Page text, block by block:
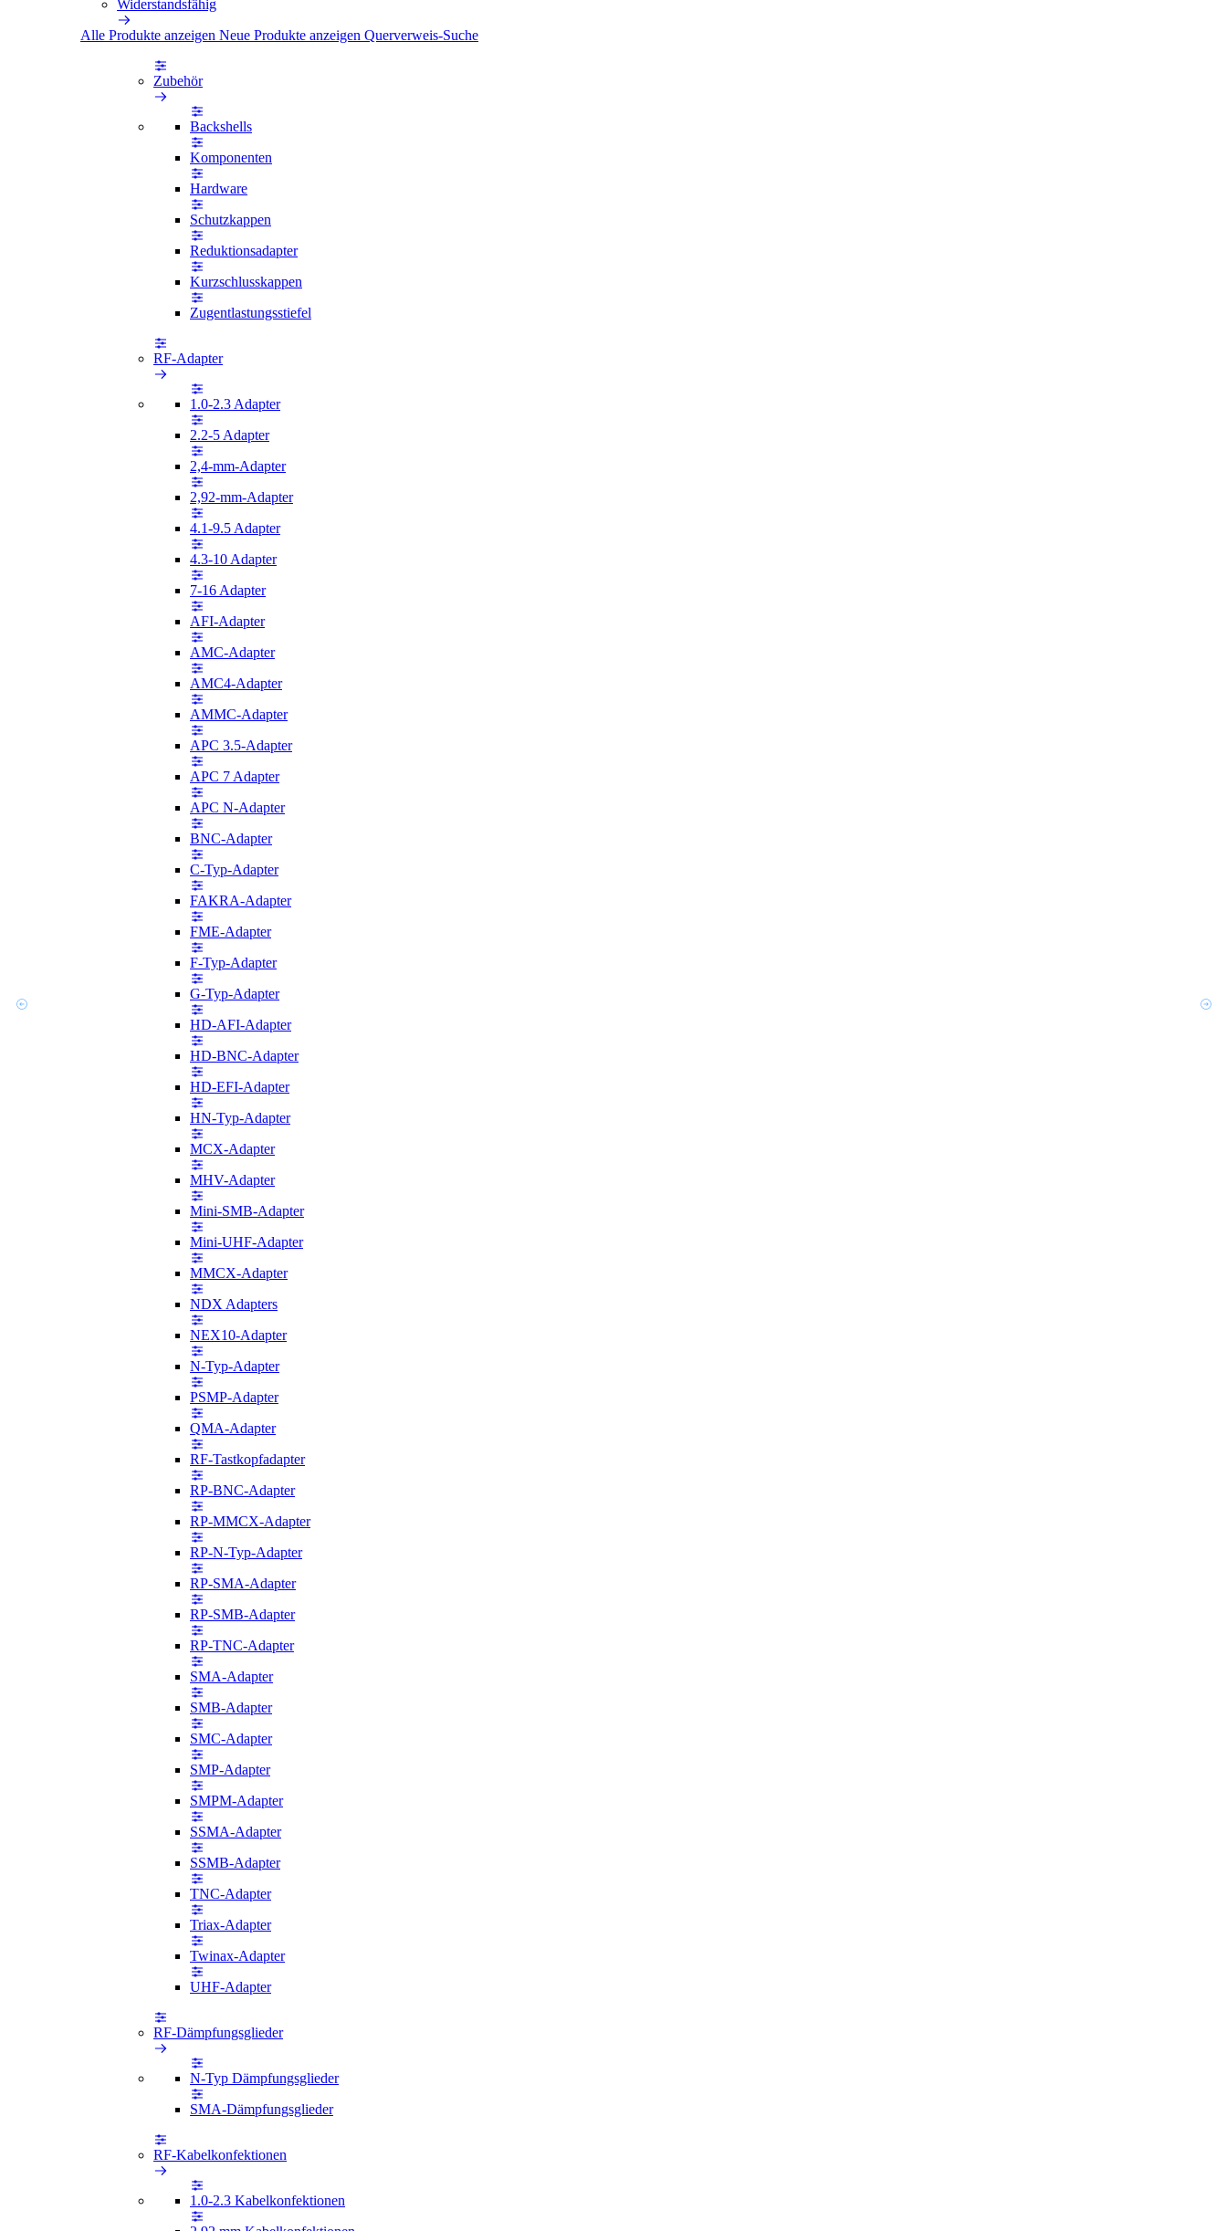
Widerstandsfähig
Alle Produkte anzeigen Neue Produkte anzeigen Querverweis-Suche
Zubehör
Backshells
Komponenten
Hardware
Schutzkappen
Reduktionsadapter
Kurzschlusskappen
Zugentlastungsstiefel
RF-Adapter
1.0-2.3 Adapter
2.2-5 Adapter
2,4-mm-Adapter
2,92-mm-Adapter
4.1-9.5 Adapter
4.3-10 Adapter
7-16 Adapter
AFI-Adapter
AMC-Adapter
AMC4-Adapter
AMMC-Adapter
APC 3.5-Adapter
APC 7 Adapter
APC N-Adapter
BNC-Adapter
C-Typ-Adapter
FAKRA-Adapter
FME-Adapter
F-Typ-Adapter
G-Typ-Adapter
HD-AFI-Adapter
HD-BNC-Adapter
HD-EFI-Adapter
HN-Typ-Adapter
MCX-Adapter
MHV-Adapter
Mini-SMB-Adapter
Mini-UHF-Adapter
MMCX-Adapter
NDX Adapters
NEX10-Adapter
N-Typ-Adapter
PSMP-Adapter
QMA-Adapter
RF-Tastkopfadapter
RP-BNC-Adapter
RP-MMCX-Adapter
RP-N-Typ-Adapter
RP-SMA-Adapter
RP-SMB-Adapter
RP-TNC-Adapter
SMA-Adapter
SMB-Adapter
SMC-Adapter
SMP-Adapter
SMPM-Adapter
SSMA-Adapter
SSMB-Adapter
TNC-Adapter
Triax-Adapter
Twinax-Adapter
UHF-Adapter
RF-Dämpfungsglieder
N-Typ Dämpfungsglieder
SMA-Dämpfungsglieder
RF-Kabelkonfektionen
1.0-2.3 Kabelkonfektionen